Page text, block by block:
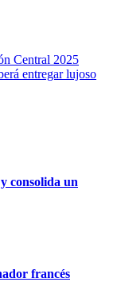
Central 2025
entregar lujoso
consolida un
francés